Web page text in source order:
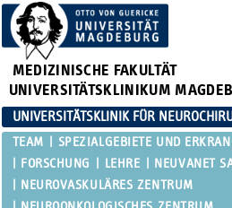
MEDIZINISCHE FAKULTÄT
UNIVERSITÄTSKLINIKUM
UNIVERSITÄTSKLINIK FÜR
TEAM
SPEZIALGEBIETE UND
FORSCHUNG
LEHRE
NEUVANET
NEUROVASKULÄRES ZENTRUM